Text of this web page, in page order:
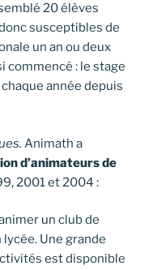
20 élèves
susceptibles de
un an ou deux
commencé : le stage
année depuis
Animath a
d’animateurs de
2001 et 2004 :
un club de
Une grande
est disponible